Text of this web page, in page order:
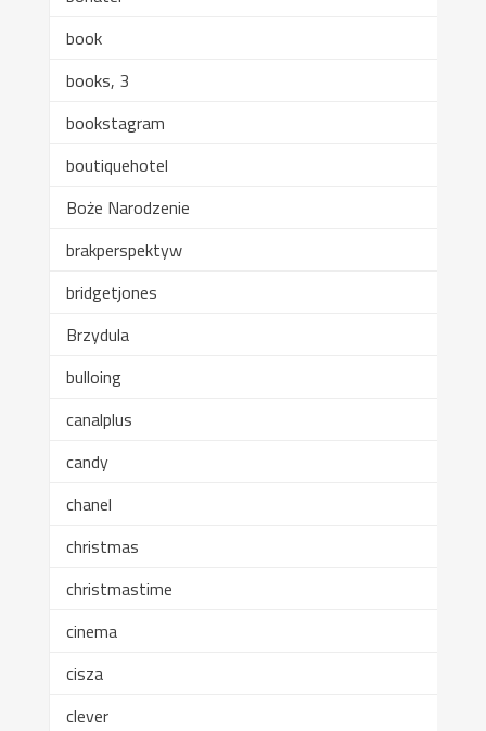
book
books, 3
bookstagram
boutiquehotel
Boże Narodzenie
brakperspektyw
bridgetjones
Brzydula
bulloing
canalplus
candy
chanel
christmas
christmastime
cinema
cisza
clever